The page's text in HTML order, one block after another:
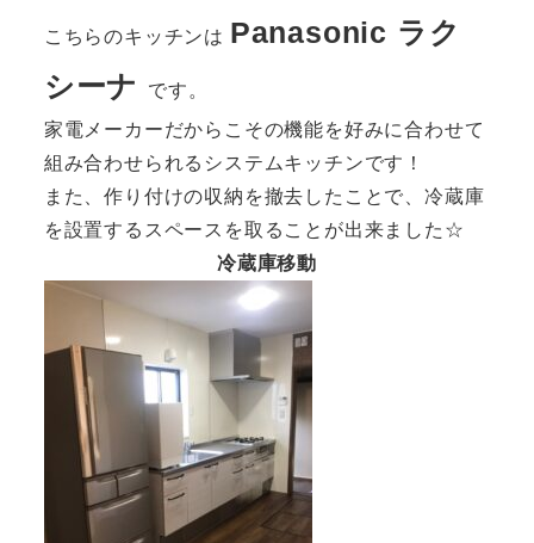
こちらのキッチンは Panasonic ラク
シーナ
です。
家電メーカーだからこその機能を好みに合わせて
組み合わせられるシステムキッチンです！
また、作り付けの収納を撤去したことで、冷蔵庫
を設置するスペースを取ることが出来ました☆
冷蔵庫移動